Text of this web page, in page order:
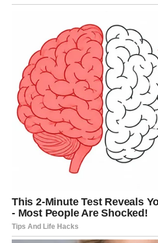
nova saradnja,
projekat koji te izbacuje iz rutine,
finansijski pomak,
ili odluka da presečeš nešto što te
Poruka sudbine za
Ne vraćaj se tamo gde su te